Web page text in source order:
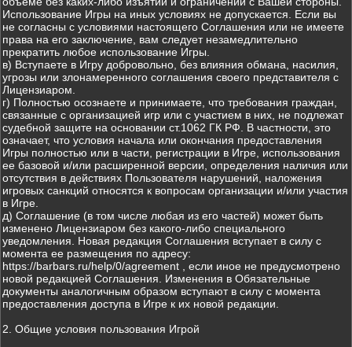
Использование Игры на иных условиях не допускается. Если вы
не согласны с условиями настоящего Соглашения или не имеете
права на его заключение, вам следует незамедлительно
прекратить любое использование Игры.
в) Вступаете в Игру добровольно, без влияния обмана, насилия,
угрозы или злонамеренного соглашения своего представителя с
Лицензиаром.
г) Полностью осознаете и принимаете, что требования граждан,
связанные с организацией игр или с участием в них, не подлежат
судебной защите на основании ст.1062 ГК РФ. В частности, это
означает, что условия начала или окончания предоставления
Игры полностью или в части, регистрации в Игре, использования
ее базовой и/или расширенной версии, определения наличия или
отсутствия в действиях Пользователя нарушений, наложения
игровых санкций относятся к вопросам организации и/или участия
в Игре.
д) Соглашение (в том числе любая из его частей) может быть
изменено Лицензиаром без какого-либо специального
уведомления. Новая редакция Соглашения вступает в силу с
момента ее размещения по адресу:
https://barbars.ru/help/0/agreement , если иное не предусмотрено
новой редакцией Соглашения. Изменения в Обязательные
документы аналогичным образом вступают в силу с момента
предоставления доступа в Игре к их новой редакции.
2. Общие условия пользования Игрой